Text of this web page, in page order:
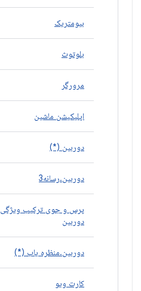
بیومتریک
بلوتوث
مرورگر
اپلیکیشن ماشین
دوربین (*)
دوربین.رسانه3
پرس و جوی ترکیب ویژگی
دوربین
دوربین.منظره یاب (*)
کارت ویو